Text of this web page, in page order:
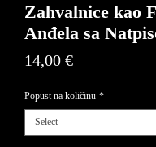
Zahvalnice kao
Anđela sa
14,00 €Price
Popust na količinu *